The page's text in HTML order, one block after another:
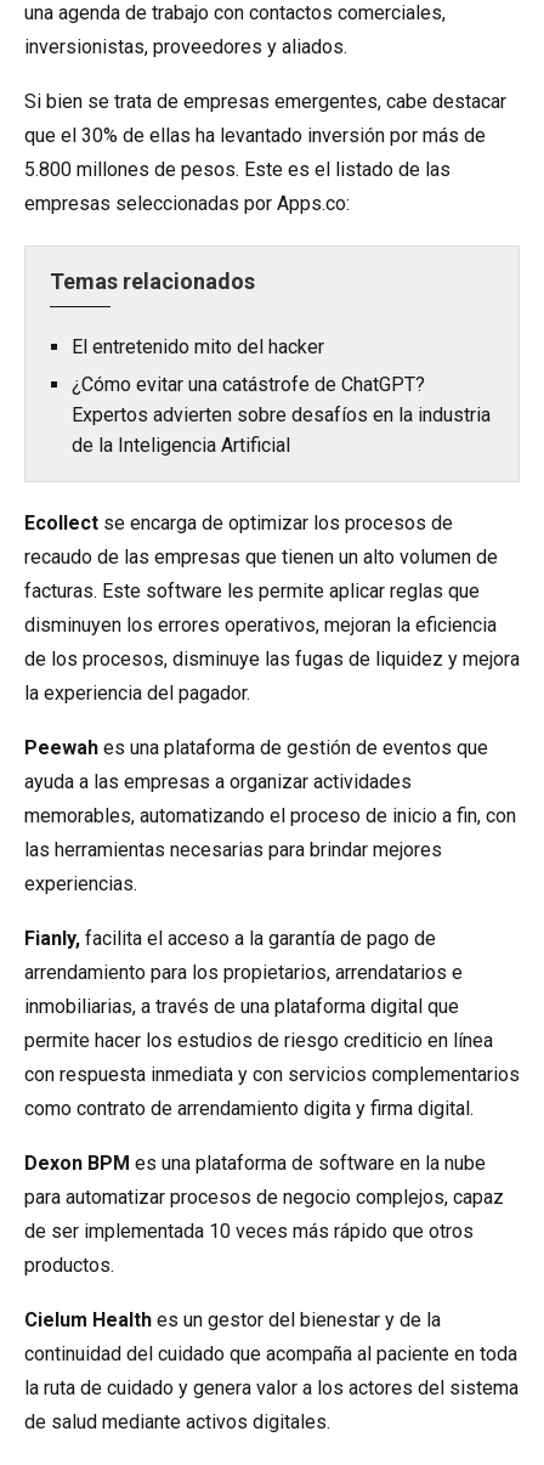
una agenda de trabajo con contactos comerciales,
inversionistas, proveedores y aliados.
Si bien se trata de empresas emergentes, cabe destacar
que el 30% de ellas ha levantado inversión por más de
5.800 millones de pesos. Este es el listado de las
empresas seleccionadas por Apps.co:
Temas relacionados
El entretenido mito del hacker
¿Cómo evitar una catástrofe de ChatGPT?
Expertos advierten sobre desafíos en la industria
de la Inteligencia Artificial
Ecollect se encarga de optimizar los procesos de
recaudo de las empresas que tienen un alto volumen de
facturas. Este software les permite aplicar reglas que
disminuyen los errores operativos, mejoran la eficiencia
de los procesos, disminuye las fugas de liquidez y mejora
la experiencia del pagador.
Peewah es una plataforma de gestión de eventos que
ayuda a las empresas a organizar actividades
memorables, automatizando el proceso de inicio a fin, con
las herramientas necesarias para brindar mejores
experiencias.
Fianly, facilita el acceso a la garantía de pago de
arrendamiento para los propietarios, arrendatarios e
inmobiliarias, a través de una plataforma digital que
permite hacer los estudios de riesgo crediticio en línea
con respuesta inmediata y con servicios complementarios
como contrato de arrendamiento digita y firma digital.
Dexon BPM es una plataforma de software en la nube
para automatizar procesos de negocio complejos, capaz
de ser implementada 10 veces más rápido que otros
productos.
Cielum Health es un gestor del bienestar y de la
continuidad del cuidado que acompaña al paciente en toda
la ruta de cuidado y genera valor a los actores del sistema
de salud mediante activos digitales.